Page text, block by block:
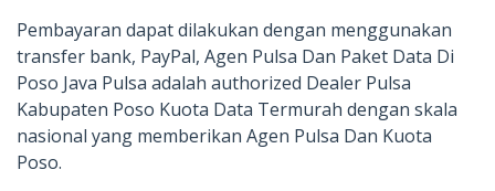
Pembayaran dapat dilakukan dengan menggunakan
transfer bank, PayPal, Agen Pulsa Dan Paket Data Di
Poso Java Pulsa adalah authorized Dealer Pulsa
Kabupaten Poso Kuota Data Termurah dengan skala
nasional yang memberikan Agen Pulsa Dan Kuota
Poso.